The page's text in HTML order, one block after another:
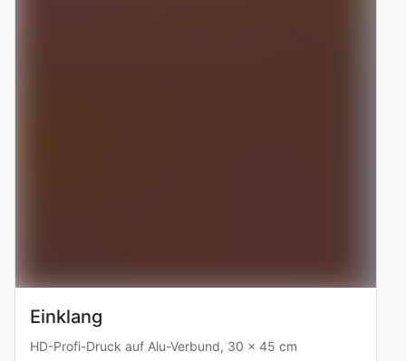
Einklang
HD-Profi-Druck auf Alu-Verbund, 30 x 45 cm